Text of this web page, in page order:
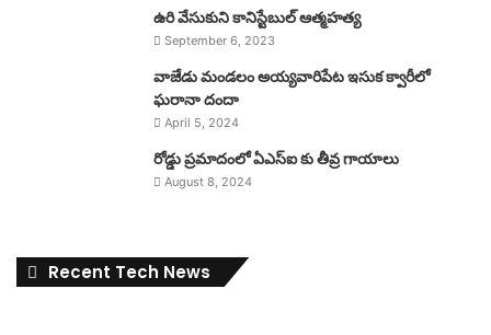
ఉరి వేసుకుని కానిస్టేబుల్ ఆత్మహత్య
September 6, 2023
వాజేడు మండలం అయ్యవారిపేట ఇసుక క్వారీలో
ఘరానా దందా
April 5, 2024
రోడ్డు ప్రమాదంలో ఏఎస్ఐ కు తీవ్ర గాయాలు
August 8, 2024
Recent Tech News